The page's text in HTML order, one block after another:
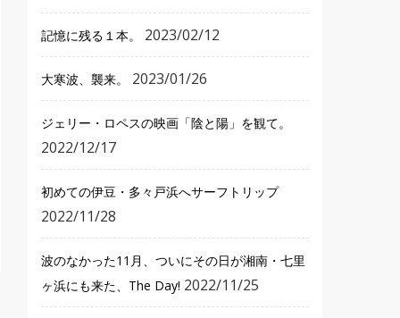
記憶に残る１本。 2023/02/12
大寒波、襲来。 2023/01/26
ジェリー・ロペスの映画「陰と陽」を観て。
2022/12/17
初めての伊豆・多々戸浜へサーフトリップ
2022/11/28
波のなかった11月、ついにその日が湘南・七里
ヶ浜にも来た、The Day! 2022/11/25